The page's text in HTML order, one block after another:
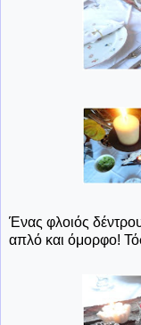
Ένας φλοιός
απλό και όμορφο!